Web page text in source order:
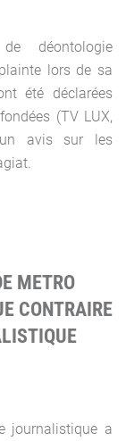
déontologie
lors de sa
été déclarées
(TV LUX,
avis sur les
METRO
CONTRAIRE
journalistique a